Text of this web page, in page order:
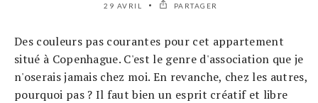
29 AVRIL PARTAGER
Des couleurs pas courantes pour cet appartement
situé à Copenhague. C'est le genre d'association que je
n'oserais jamais chez moi. En revanche, chez les autres,
pourquoi pas ? Il faut bien un esprit créatif et libre